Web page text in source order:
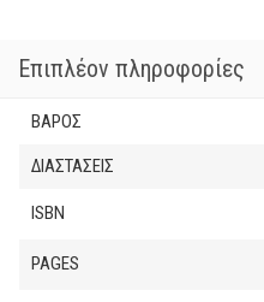
media
ποσότητα
Επιπλέον πληροφορίες
ΒΆΡΟΣ
ΔΙΑΣΤΆΣΕΙΣ
ISBN
PAGES